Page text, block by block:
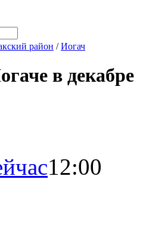
район / Иогач
в декабре
12:00